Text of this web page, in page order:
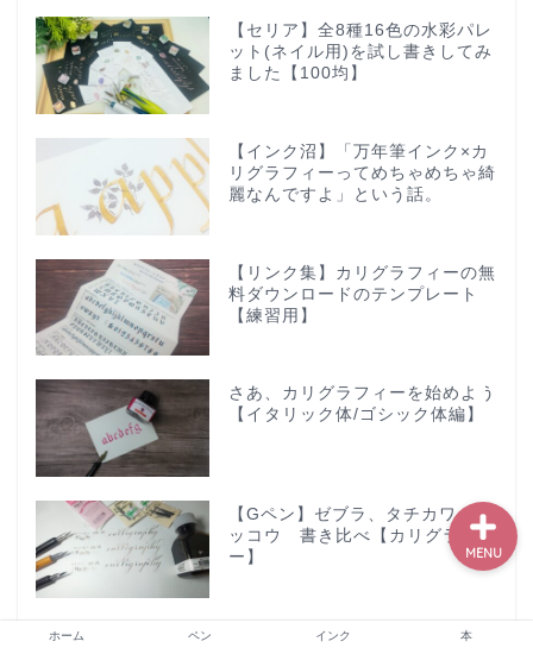
【セリア】全8種16色の水彩パレ
ット(ネイル用)を試し書きしてみ
ました【100均】
【インク沼】「万年筆インク×カ
リグラフィーってめちゃめちゃ綺
麗なんですよ」という話。
【リンク集】カリグラフィーの無
料ダウンロードのテンプレート
【練習用】
さあ、カリグラフィーを始めよう
【イタリック体/ゴシック体編】
【Gペン】ゼブラ、タチカワ、ニ
ッコウ 書き比べ【カリグラフィ
ー】
【カリグラフィーインク】
ホーム ペン インク 本
MENU
ペン
本